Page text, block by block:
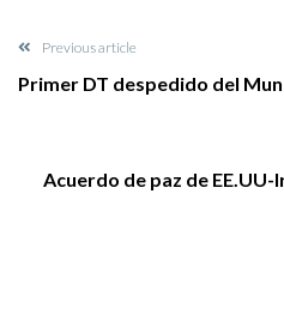
Previous article
Primer DT despedido del
Acuerdo de paz de